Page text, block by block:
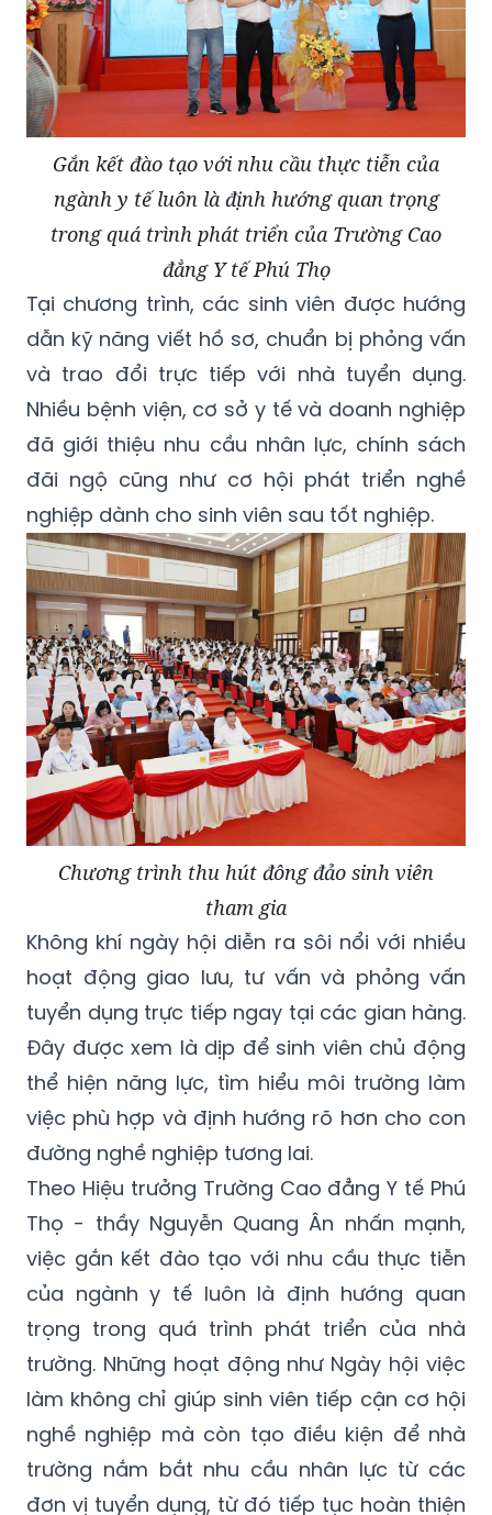
Gắn kết đào tạo với nhu cầu thực tiễn của
ngành y tế luôn là định hướng quan trọng
trong quá trình phát triển của Trường Cao
đẳng Y tế Phú Thọ
Tại chương trình, các sinh viên được hướng
dẫn kỹ năng viết hồ sơ, chuẩn bị phỏng vấn
và trao đổi trực tiếp với nhà tuyển dụng.
Nhiều bệnh viện, cơ sở y tế và doanh nghiệp
đã giới thiệu nhu cầu nhân lực, chính sách
đãi ngộ cũng như cơ hội phát triển nghề
nghiệp dành cho sinh viên sau tốt nghiệp.
Chương trình thu hút đông đảo sinh viên
tham gia
Không khí ngày hội diễn ra sôi nổi với nhiều
hoạt động giao lưu, tư vấn và phỏng vấn
tuyển dụng trực tiếp ngay tại các gian hàng.
Đây được xem là dịp để sinh viên chủ động
thể hiện năng lực, tìm hiểu môi trường làm
việc phù hợp và định hướng rõ hơn cho con
đường nghề nghiệp tương lai.
Theo Hiệu trưởng Trường Cao đẳng Y tế Phú
Thọ - thầy Nguyễn Quang Ân nhấn mạnh,
việc gắn kết đào tạo với nhu cầu thực tiễn
của ngành y tế luôn là định hướng quan
trọng trong quá trình phát triển của nhà
trường. Những hoạt động như Ngày hội việc
làm không chỉ giúp sinh viên tiếp cận cơ hội
nghề nghiệp mà còn tạo điều kiện để nhà
trường nắm bắt nhu cầu nhân lực từ các
đơn vị tuyển dụng, từ đó tiếp tục hoàn thiện